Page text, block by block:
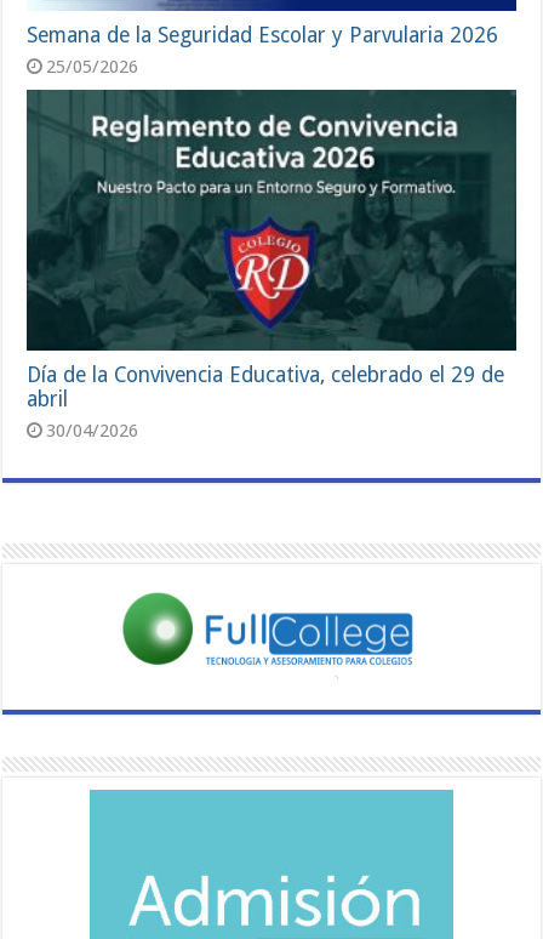
Semana de la Seguridad Escolar y Parvularia 2026
25/05/2026
Día de la Convivencia Educativa, celebrado el 29 de
abril
30/04/2026